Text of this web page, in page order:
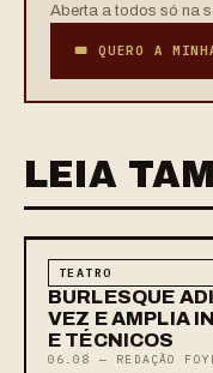
Aberta a todos só na
🎟 QUERO A
LEIA
TEATRO
BURLESQUE
VEZ E AMPLIA
E TÉCNICOS
06.08 — REDAÇÃO